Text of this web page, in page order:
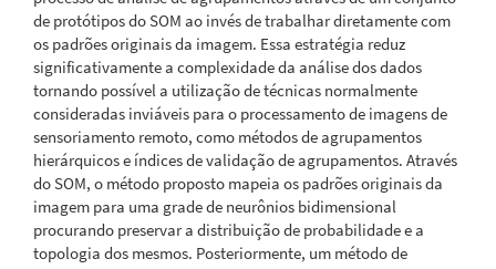
de protótipos do SOM ao invés de trabalhar diretamente com
os padrões originais da imagem. Essa estratégia reduz
significativamente a complexidade da análise dos dados
tornando possível a utilização de técnicas normalmente
consideradas inviáveis para o processamento de imagens de
sensoriamento remoto, como métodos de agrupamentos
hierárquicos e índices de validação de agrupamentos. Através
do SOM, o método proposto mapeia os padrões originais da
imagem para uma grade de neurônios bidimensional
procurando preservar a distribuição de probabilidade e a
topologia dos mesmos. Posteriormente, um método de